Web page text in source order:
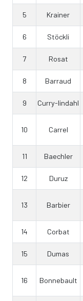
5 Krainer
6 Stöckli
7 Rosat
8 Barraud
9 Curry-lindahl
10 Carrel
11 Baechler
12 Duruz
13 Barbier
14 Corbat
15 Dumas
16 Bonnebault